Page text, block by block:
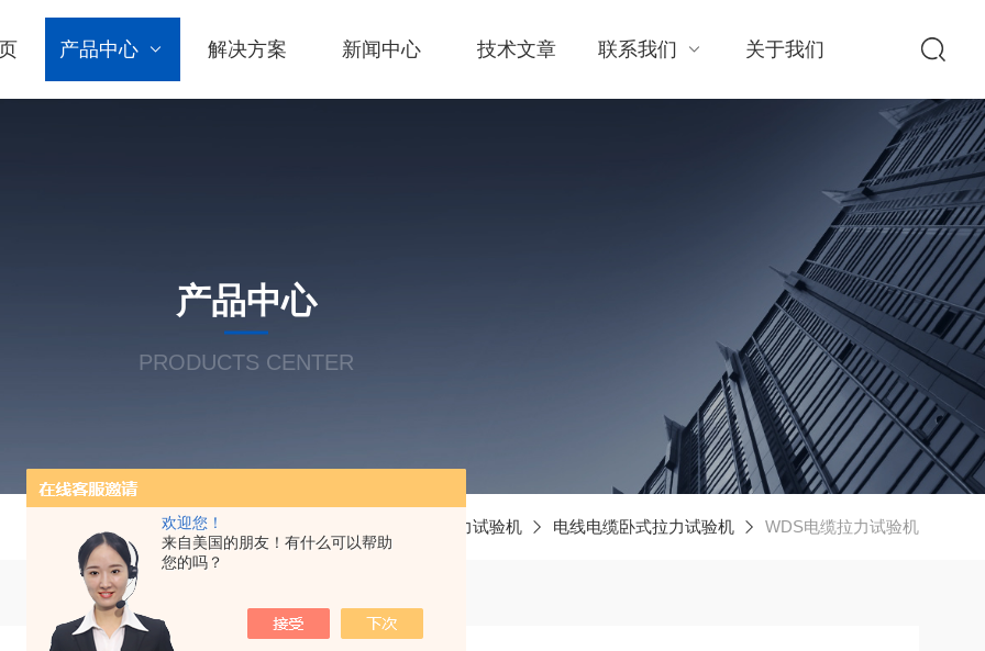
欢迎您！
来自美国的朋友！有什么可以帮助
您的吗？
产品中心 解决方案 新闻中心 技术文章 联系我们 关于我们
产品中心
PRODUCTS CENTER
当前位置： 卧式拉力试验机 电线电缆卧式拉力试验机 WDS电缆拉力试验机